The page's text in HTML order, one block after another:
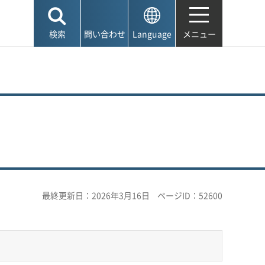
検索 問い合わせ Language メニュー
最終更新日：2026年3月16日 ページID：52600